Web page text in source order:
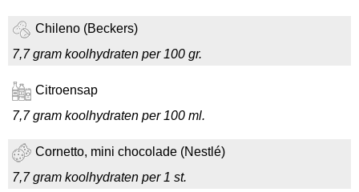
Chileno (Beckers)
7,7 gram koolhydraten per 100 gr.
Citroensap
7,7 gram koolhydraten per 100 ml.
Cornetto, mini chocolade (Nestlé)
7,7 gram koolhydraten per 1 st.